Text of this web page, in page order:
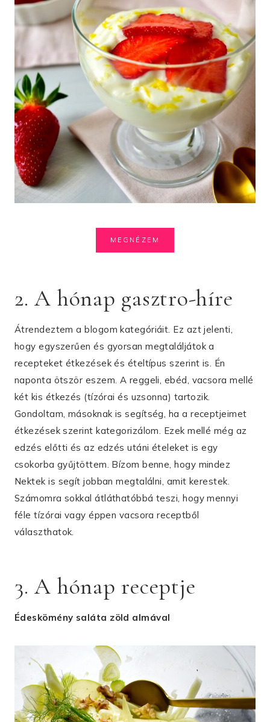
MEGNÉZEM
2. A hónap gasztro-híre
Átrendeztem a blogom kategóriáit. Ez azt jelenti,
hogy egyszerűen és gyorsan megtaláljátok a
recepteket étkezések és ételtípus szerint is. Én
naponta ötször eszem. A reggeli, ebéd, vacsora mellé
két kis étkezés (tízórai és uzsonna) tartozik.
Gondoltam, másoknak is segítség, ha a receptjeimet
étkezések szerint kategorizálom. Ezek mellé még az
edzés előtti és az edzés utáni ételeket is egy
csokorba gyűjtöttem. Bízom benne, hogy mindez
Nektek is segít jobban megtalálni, amit kerestek.
Számomra sokkal átláthatóbbá teszi, hogy mennyi
féle tízórai vagy éppen vacsora receptből
választhatok.
3. A hónap receptje
Édeskömény saláta zöld almával